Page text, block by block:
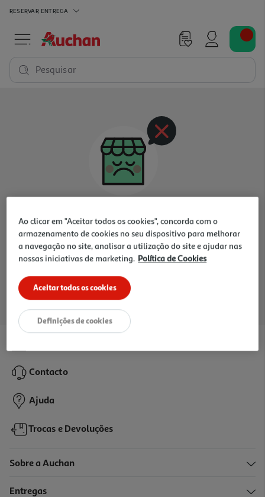
RESERVAR ENTREGA
Pesquisar
para a loja selecionada
Contacto
Ajuda
Trocas e Devoluções
Sobre a Auchan
Entregas
Ao clicar em "Aceitar todos os cookies", concorda com o
armazenamento de cookies no seu dispositivo para melhorar
a navegação no site, analisar a utilização do site e ajudar nas
nossas iniciativas de marketing. Política de Cookies
Aceitar todos os cookies
Definições de cookies